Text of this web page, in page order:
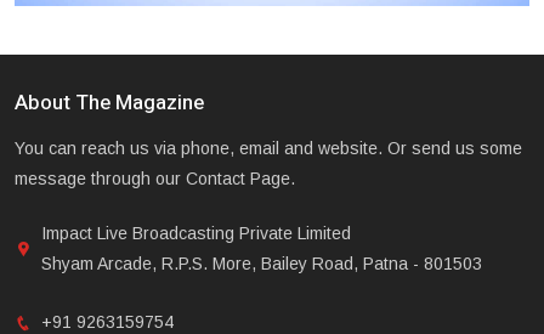
About The Magazine
You can reach us via phone, email and website. Or send us some
message through our Contact Page.
Impact Live Broadcasting Private Limited
Shyam Arcade, R.P.S. More, Bailey Road, Patna - 801503
+91 9263159754